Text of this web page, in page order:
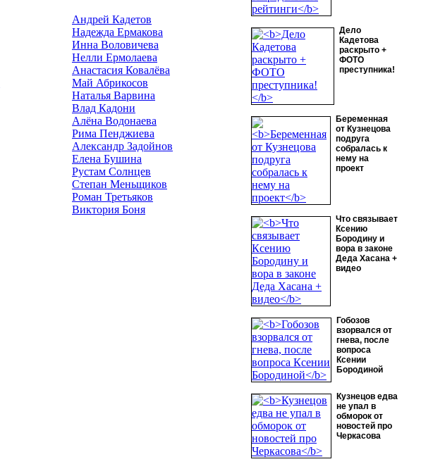
Дело
Кадетова
раскрыто +
ФОТО
преступника!
Беременная
от Кузнецова
подруга
собралась к
нему на
проект
Что связывает
Ксению
Бородину и
вора в законе
Деда Хасана +
видео
Гобозов
взорвался от
гнева, после
вопроса
Ксении
Бородиной
Кузнецов едва
не упал в
обморок от
новостей про
Черкасова
Андрей Кадетов
Надежда Ермакова
Инна Воловичева
Нелли Ермолаева
Анастасия Ковалёва
Май Абрикосов
Наталья Варвина
Влад Кадони
Алёна Водонаева
Рима Пенджиева
Александр Задойнов
Елена Бушина
Рустам Солнцев
Степан Меньщиков
Роман Третьяков
Виктория Боня